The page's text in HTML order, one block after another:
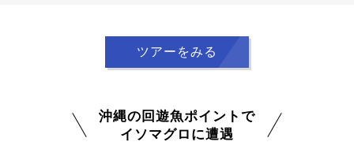
ツアーをみる
沖縄の回遊魚ポイントで
イソマグロに遭遇